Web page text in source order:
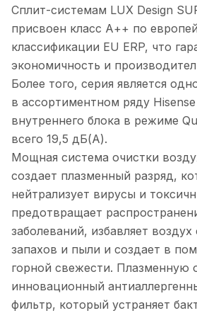
Сплит-системам LUX Design
присвоен класс А++ по
классификации EU ERP, что
экономичность и
Более того, серия является
в ассортиментном ряду
внутреннего блока в режиме
всего 19,5 дБ(А).
Мощная система очистки
создает плазменный разряд,
нейтрализует вирусы и
предотвращает
заболеваний, избавляет
запахов и пыли и создает в
горной свежести. Плазменную
инновационный
фильтр, который устраняет